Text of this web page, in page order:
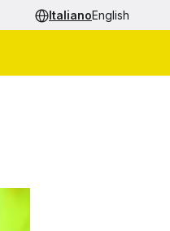
ItalianoEnglish